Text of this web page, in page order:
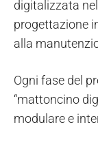
digitalizzata
progettazione
alla
Ogni fase del
“mattoncino
modulare e